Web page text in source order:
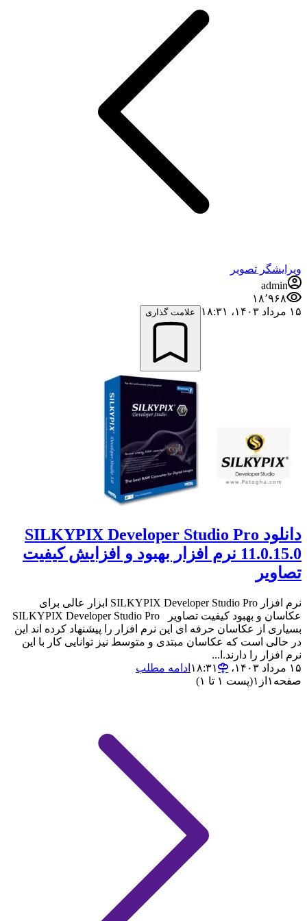
ویرایشگر تصویر
admin
۱۸٬۹۶۸
۱۵ مرداد ۱۴۰۳،‏ ۱۸:۳۱
علامت گذاری
دانلود SILKYPIX Developer Studio Pro
11.0.15.0 نرم افزار بهبود و افزایش کیفیت
تصاویر
نرم افزار SILKYPIX Developer Studio Pro ابزار عالی برای
عکاسان و بهبود کیفیت تصاویر SILKYPIX Developer Studio Pro
بسیاری از عکاسان حرفه ای این نرم افزار را پیشنهاد کرده اند این
در حالی است که عکاسان مبتدی و متوسط نیز توانایی کار با این
نرم افزار را دارند.ا...
۱۵ مرداد ۱۴۰۳،‏ ۱۸:۳۱
ادامه مطلب
صفحه ۱ از ۱(پست ۱ تا ۱)